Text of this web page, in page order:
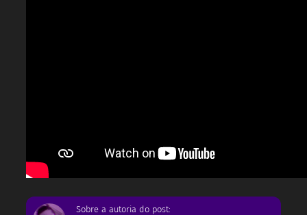
Sobre a autoria do post: